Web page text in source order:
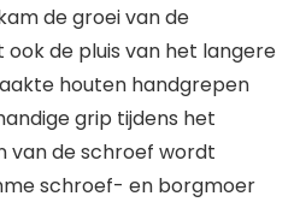
de groei van de
de pluis van het langere
houten handgrepen
grip tijdens het
van de schroef wordt
schroef- en borgmoer